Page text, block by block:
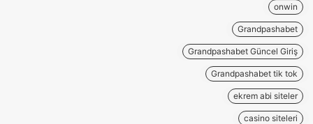
onwin
Grandpashabet
Grandpashabet Güncel Giriş
Grandpashabet tik tok
ekrem abi siteler
casino siteleri